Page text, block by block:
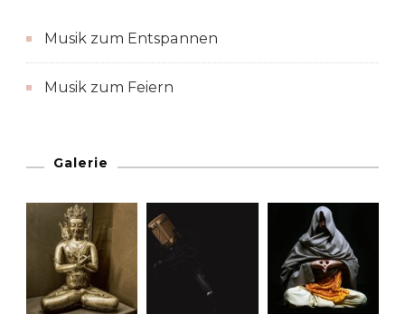
Musik zum Entspannen
Musik zum Feiern
Galerie